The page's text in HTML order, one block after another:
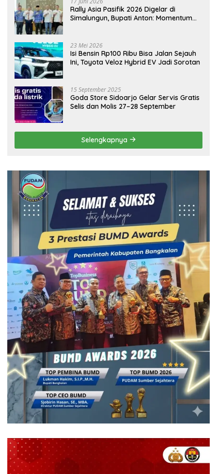
Rally Asia Pasifik 2026 Digelar di
Simalungun, Bupati Anton: Momentum
23 Mei 2026
Isi Bensin Rp100 Ribu Bisa Jalan Sejauh
Ini, Toyota Veloz Hybrid EV Jadi Sorotan
15 September 2025
Goda Store Sidoarjo Gelar Servis Gratis
Selis dan Molis 27–28 September
Selengkapnya